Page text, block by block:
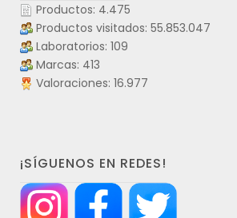
Productos: 4.475
Productos visitados: 55.853.047
Laboratorios: 109
Marcas: 413
Valoraciones: 16.977
¡SÍGUENOS EN REDES!